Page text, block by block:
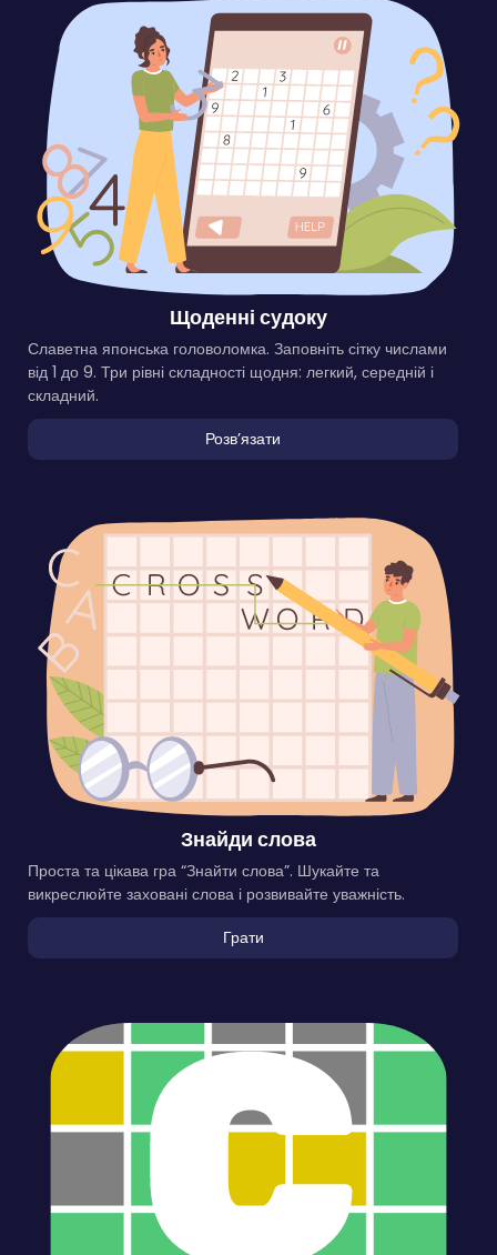
Щоденні судоку
Славетна японська головоломка. Заповніть сітку числами
від 1 до 9. Три рівні складності щодня: легкий, середній і
складний.
Розвʼязати
Знайди слова
Проста та цікава гра “Знайти слова”. Шукайте та
викреслюйте заховані слова і розвивайте уважність.
Грати